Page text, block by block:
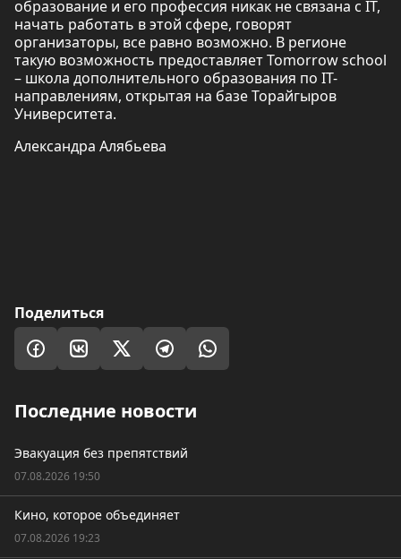
образование и его профессия никак не связана с IT,
начать работать в этой сфере, говорят
организаторы, все равно возможно. В регионе
такую возможность предоставляет Tomorrow school
– школа дополнительного образования по IT-
направлениям, открытая на базе Торайгыров
Университета.
Александра Алябьева
Поделиться
Последние новости
Эвакуация без препятствий
07.08.2026 19:50
Кино, которое объединяет
07.08.2026 19:23